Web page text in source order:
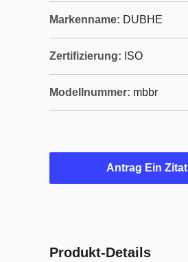
Markenname: DUBHE
Zertifizierung: ISO
Modellnummer: mbbr
Antrag Ein Zitat
Produkt-Details